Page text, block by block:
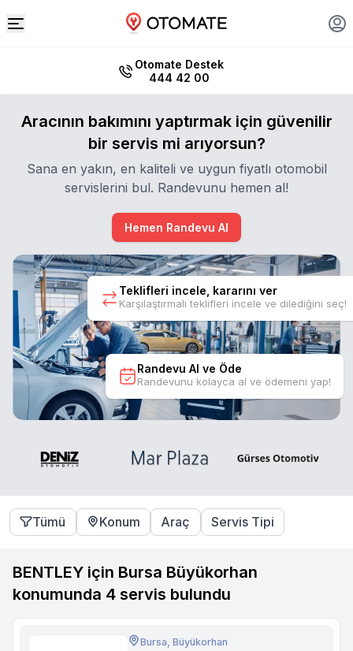
Otomate Destek
444 42 00
Aracının bakımını yaptırmak için güvenilir
bir servis mi arıyorsun?
Sana en yakın, en kaliteli ve uygun fiyatlı otomobil
servislerini bul. Randevunu hemen al!
Hemen Randevu Al
Teklifleri incele, kararını ver
Karşılaştırmalı teklifleri incele ve dilediğini seç!
Randevu Al ve Öde
Randevunu kolayca al ve ödemeni yap!
Tümü Konum Araç Servis Tipi
BENTLEY için Bursa Büyükorhan
konumunda 4 servis bulundu
Bursa, Büyükorhan